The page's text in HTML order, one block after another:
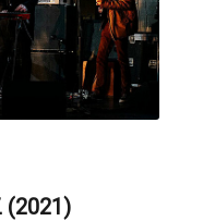
(2021)